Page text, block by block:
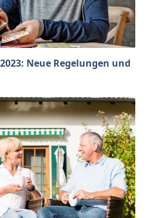
Neue Regelungen und